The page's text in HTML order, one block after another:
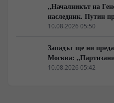
„Началникът на
наследник. Путин
вътрешна
Украйна?“
10.08.2026 05:50
Западът ще ни
Москва:
всеобхватната
10.08.2026 05:42